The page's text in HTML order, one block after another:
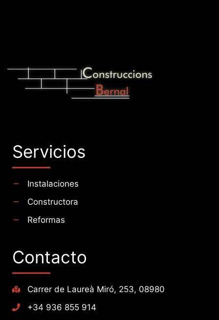
Servicios
Instalaciones
Constructora
Reformas
Contacto
Carrer de Laureà Miró, 253, 08980
+34 936 855 914